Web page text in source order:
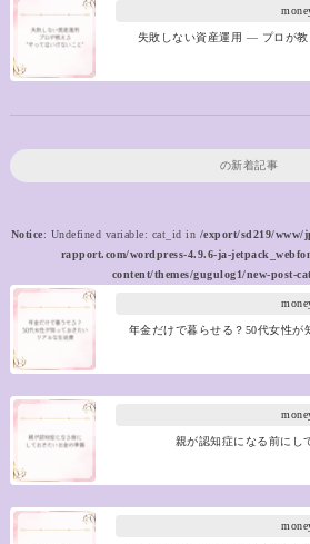
失敗しない資産運用 ― プロが教
の新着記事
Notice: Undefined variable: cat_id in /export/sd219/www/
rapport.com/wordpress-4.9.6-ja-
content/themes/gugulog1/new-post-
年金だけで暮らせる？50代女性が
親が認知症になる前にし